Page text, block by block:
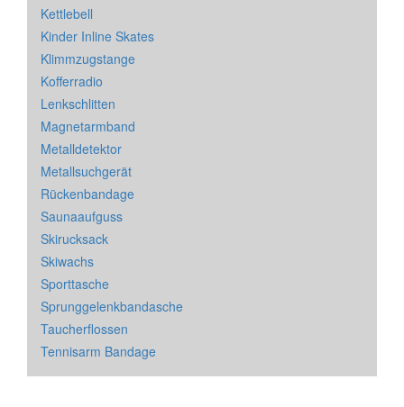
Kettlebell
Kinder Inline Skates
Klimmzugstange
Kofferradio
Lenkschlitten
Magnetarmband
Metalldetektor
Metallsuchgerät
Rückenbandage
Saunaaufguss
Skirucksack
Skiwachs
Sporttasche
Sprunggelenkbandasche
Taucherflossen
Tennisarm Bandage